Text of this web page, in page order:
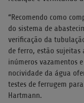
“Recomendo como
do sistema de
verificação da
de ferro, estão sujeitas
inúmeros vazamentos
nocividade da água
testes de ferrugem
Hartmann.